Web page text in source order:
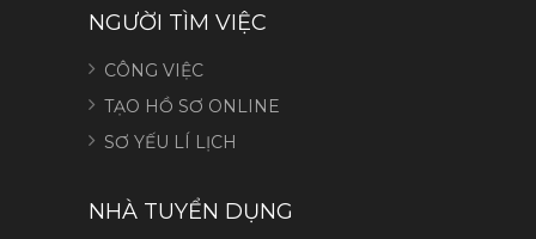
NGƯỜI TÌM VIỆC
CÔNG VIỆC
TẠO HỒ SƠ ONLINE
SƠ YẾU LÍ LỊCH
NHÀ TUYỂN DỤNG